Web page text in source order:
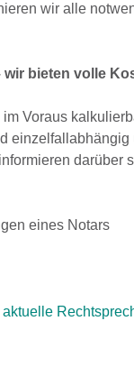
wir alle
wir bieten volle
Voraus
eines Notars
aktuelle